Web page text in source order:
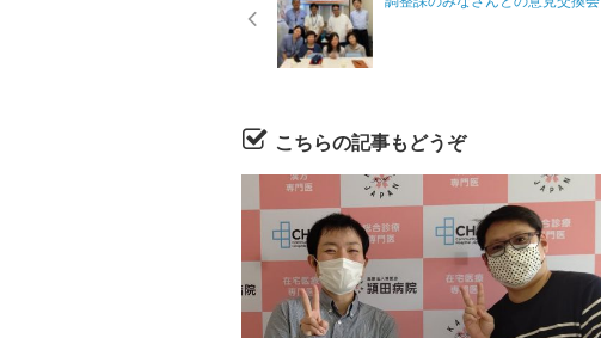
こちらの記事もどうぞ